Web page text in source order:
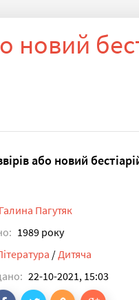
новий
або новий
Пагутяк
1989 року
/Дитяча
22-10-2021, 15:03